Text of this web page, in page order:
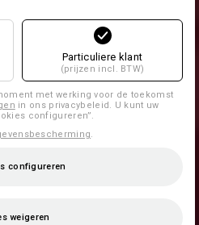
Particuliere klant
(prijzen incl. BTW)
met werking voor de toekomst
in ons privacybeleid. U kunt uw
configureren”.
.
configureren
weigeren